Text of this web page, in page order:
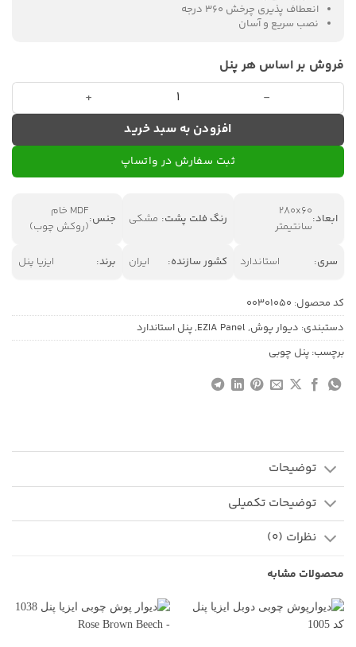
انعطاف پذیری چرخش ۳۶۰ درجه
نصب سریع و آسان
فروش بر اساس هر پنل
دیوار پوش چوبی ایزیا پنل 1050 عدد
افزودن به سبد خرید
ثبت سفارش در واتساپ
ابعاد:280x60
سانتیمتر
رنگ فلت پشت: مشکی جنس:
MDF خام
(روکش چوب)
سری: استاندارد کشور سازنده: ایران برند: ایزیا پنل
کد محصول: 00301050
دستبندی: دیوار پوش,
EZIA Panel
,پنل استاندارد
برچسب: پنل چوبی
توضیحات
توضیحات تکمیلی
نظرات (0)
محصولات مشابه